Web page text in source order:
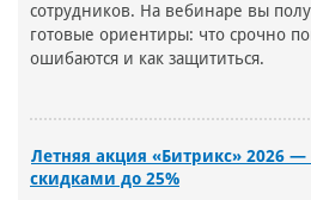
сотрудников. На вебинаре вы
готовые ориентиры: что срочно
ошибаются и как защититься.
Летняя акция «Битрикс» 2026
скидками до 25%